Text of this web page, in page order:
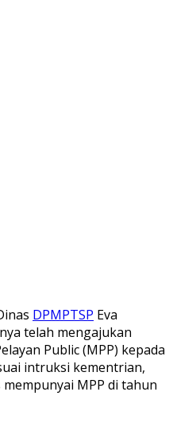
DPMPTSP Eva
telah mengajukan
Public (MPP) kepada
intruksi kementrian,
MPP di tahun